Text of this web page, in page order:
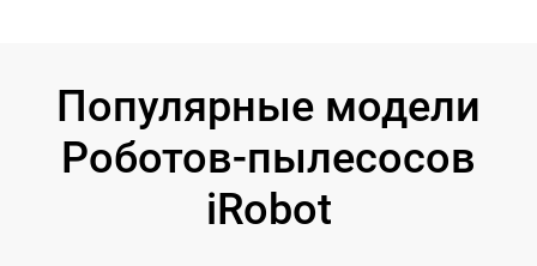
Популярные модели
Роботов-пылесосов
iRobot